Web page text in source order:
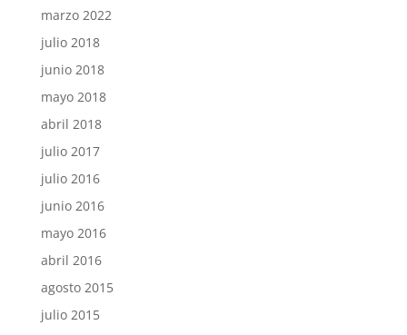
marzo 2022
julio 2018
junio 2018
mayo 2018
abril 2018
julio 2017
julio 2016
junio 2016
mayo 2016
abril 2016
agosto 2015
julio 2015